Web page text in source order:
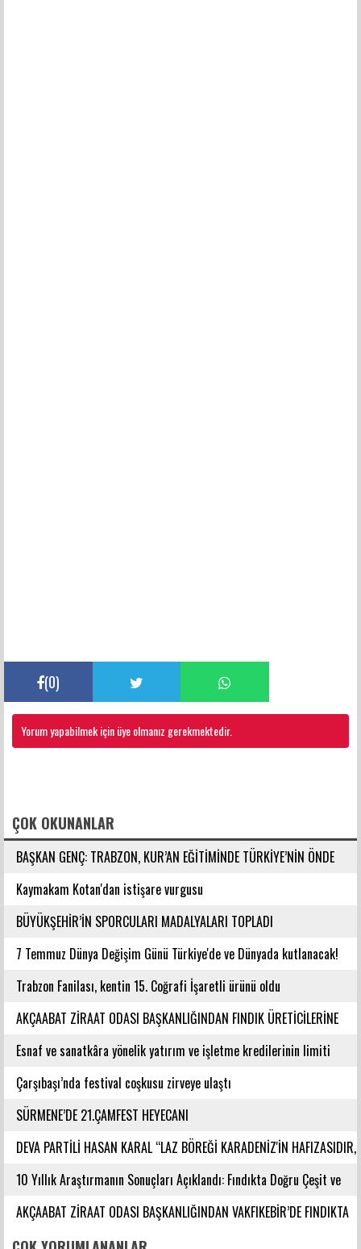
(0)
Yorum yapabilmek için üye olmanız gerekmektedir.
ÇOK OKUNANLAR
BAŞKAN GENÇ: TRABZON, KUR’AN EĞİTİMİNDE TÜRKİYE’NİN ÖNDE
GELEN ŞEHİRLERİNDENDİR
Kaymakam Kotan'dan istişare vurgusu
BÜYÜKŞEHİR’İN SPORCULARI MADALYALARI TOPLADI
7 Temmuz Dünya Değişim Günü Türkiye'de ve Dünyada kutlanacak!
Trabzon Fanilası, kentin 15. Coğrafi İşaretli ürünü oldu
AKÇAABAT ZİRAAT ODASI BAŞKANLIĞINDAN FINDIK ÜRETİCİLERİNE
AĞUSTOS AYI İÇİN UYARI!
Esnaf ve sanatkâra yönelik yatırım ve işletme kredilerinin limiti
artırıldı
Çarşıbaşı’nda festival coşkusu zirveye ulaştı
SÜRMENE’DE 21.ÇAMFEST HEYECANI
DEVA PARTİLİ HASAN KARAL “LAZ BÖREĞİ KARADENİZ'İN HAFIZASIDIR,
KİMLİĞİ DEĞİŞTİRİLEMEZ”
10 Yıllık Araştırmanın Sonuçları Açıklandı: Fındıkta Doğru Çeşit ve
Rakım Belirlendi
AKÇAABAT ZİRAAT ODASI BAŞKANLIĞINDAN VAKFIKEBİR’DE FINDIKTA
BAHÇE GÜNÜ ETKİNLİĞİNE KATILIM